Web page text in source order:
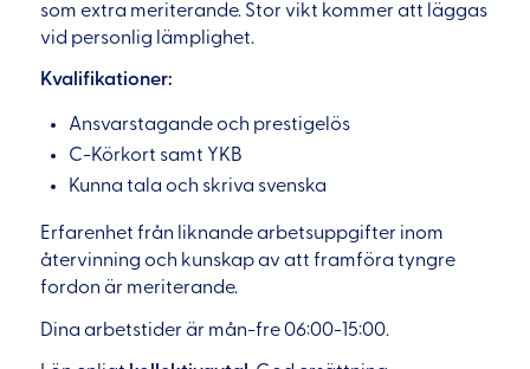
som extra meriterande. Stor vikt kommer att läggas
vid personlig lämplighet.
Kvalifikationer:
Ansvarstagande och prestigelös
C-Körkort samt YKB
Kunna tala och skriva svenska
Erfarenhet från liknande arbetsuppgifter inom
återvinning och kunskap av att framföra tyngre
fordon är meriterande.
Dina arbetstider är mån-fre 06:00-15:00.